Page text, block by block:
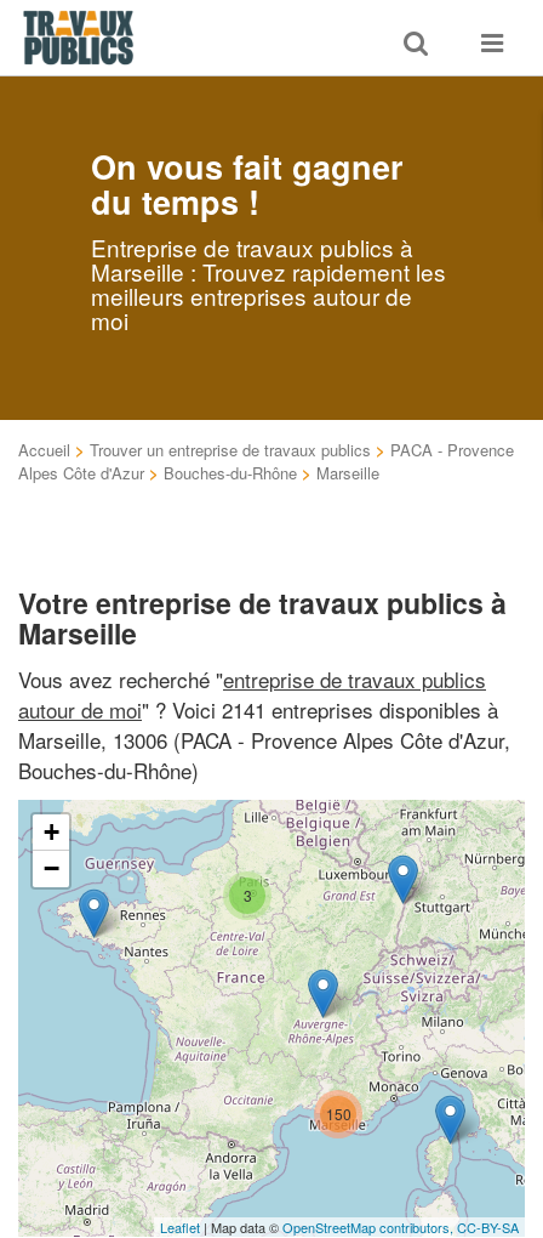
Toggle
search
Toggle
On vous fait gagner
du temps !
Entreprise de travaux publics à
Marseille : Trouvez rapidement les
meilleurs entreprises autour de
moi
Accueil > Trouver un entreprise de travaux publics > PACA - Provence
Alpes Côte d'Azur > Bouches-du-Rhône > Marseille
Votre entreprise de travaux publics à
Marseille
Vous avez recherché "entreprise de travaux publics
autour de moi" ? Voici 2141 entreprises disponibles à
Marseille, 13006 (PACA - Provence Alpes Côte d'Azur,
Bouches-du-Rhône)
3
150
+
−
Leaflet | Map data ©OpenStreetMap contributors, CC-BY-SA